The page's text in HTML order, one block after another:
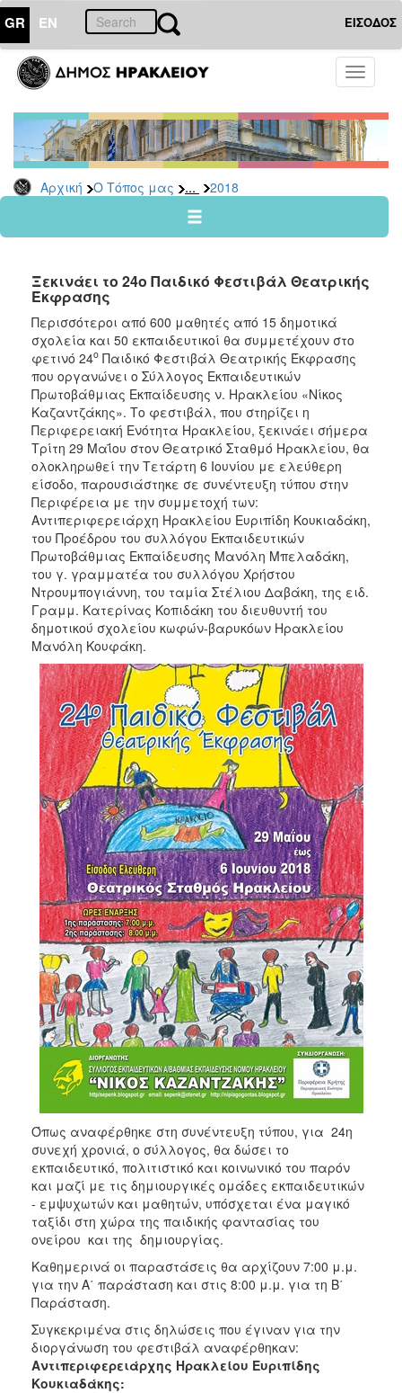
GR EN ΕΙΣΟΔΟΣ
Toggle
Αρχική Ο Τόπος μας ... 2018
ΤΟΠΟΣ
ΜΑΣ
Ανακοινώσεις
Αρχείο
2026
2024
2022
2021
2020
2019
2018
2017
2016
2015
2012
2011
ΔΗΜΟΣ
ΠΟΛΙΤΙΣΜΟΣ
ΑΝΘΕΚΤΙΚΗ
Ξεκινάει το 24ο Παιδικό Φεστιβάλ Θεατρικής
Έκφρασης
Περισσότεροι από 600 μαθητές από 15 δημοτικά
σχολεία και 50 εκπαιδευτικοί θα συμμετέχουν στο
φετινό 24ο Παιδικό Φεστιβάλ Θεατρικής Έκφρασης
που οργανώνει ο Σύλλογος Εκπαιδευτικών
Πρωτοβάθμιας Εκπαίδευσης ν. Ηρακλείου «Νίκος
Καζαντζάκης». Το φεστιβάλ, που στηρίζει η
Περιφερειακή Ενότητα Ηρακλείου, ξεκινάει σήμερα
Τρίτη 29 Μαΐου στον Θεατρικό Σταθμό Ηρακλείου, θα
ολοκληρωθεί την Τετάρτη 6 Ιουνίου με ελεύθερη
είσοδο, παρουσιάστηκε σε συνέντευξη τύπου στην
Περιφέρεια με την συμμετοχή των:
Αντιπεριφερειάρχη Ηρακλείου Ευριπίδη Κουκιαδάκη,
του Προέδρου του συλλόγου Εκπαιδευτικών
Πρωτοβάθμιας Εκπαίδευσης Μανόλη Μπελαδάκη,
του γ. γραμματέα του συλλόγου Χρήστου
Ντρουμπογιάννη, του ταμία Στέλιου Δαβάκη, της ειδ.
Γραμμ. Κατερίνας Κοπιδάκη του διευθυντή του
δημοτικού σχολείου κωφών-βαρυκόων Ηρακλείου
Μανόλη Κουφάκη.
Όπως αναφέρθηκε στη συνέντευξη τύπου, για 24η
συνεχή χρονιά, ο σύλλογος, θα δώσει το
εκπαιδευτικό, πολιτιστικό και κοινωνικό του παρόν
και μαζί με τις δημιουργικές ομάδες εκπαιδευτικών
- εμψυχωτών και μαθητών, υπόσχεται ένα μαγικό
ταξίδι στη χώρα της παιδικής φαντασίας του
ονείρου και της δημιουργίας.
Καθημερινά οι παραστάσεις θα αρχίζουν 7:00 μ.μ.
για την Α΄ παράσταση και στις 8:00 μ.μ. για τη Β΄
Παράσταση.
Συγκεκριμένα στις δηλώσεις που έγιναν για την
διοργάνωση του φεστιβάλ αναφέρθηκαν:
Αντιπεριφερειάρχης Ηρακλείου Ευριπίδης
Κουκιαδάκης: